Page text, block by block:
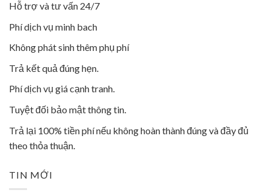
Hỗ trợ và tư vấn 24/7
Phí dịch vụ minh bach
Không phát sinh thêm phụ phí
Trả kết quả đúng hẹn.
Phí dịch vụ giá cạnh tranh.
Tuyệt đối bảo mật thông tin.
Trả lại 100% tiền phí nếu không hoàn thành đúng và đầy đủ
theo thỏa thuận.
TIN MỚI